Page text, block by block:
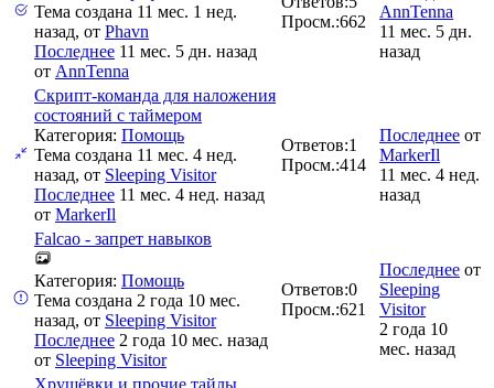
Тема создана 11 мес. 1 нед.
назад, от Phavn
Последнее 11 мес. 5 дн. назад
от AnnTenna
Просм.:662
AnnTenna
11 мес. 5 дн.
назад
Скрипт-команда для наложения
состояний с таймером
Категория: Помощь
Тема создана 11 мес. 4 нед.
назад, от Sleeping Visitor
Последнее 11 мес. 4 нед. назад
от MarkerIl
Ответов:1
Просм.:414
Последнее от
MarkerIl
11 мес. 4 нед.
назад
Falcao - запрет навыков
Категория: Помощь
Тема создана 2 года 10 мес.
назад, от Sleeping Visitor
Последнее 2 года 10 мес. назад
от Sleeping Visitor
Ответов:0
Просм.:621
Последнее от
Sleeping
Visitor
2 года 10
мес. назад
Хрущёвки и прочие тайлы